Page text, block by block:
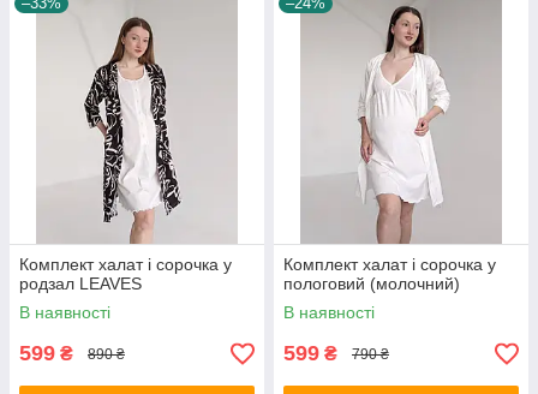
Комплект халат і сорочка у
родзал LEAVES
В наявності
599 ₴ 890 ₴
Комплект халат і сорочка у
пологовий (молочний)
В наявності
599 ₴ 790 ₴